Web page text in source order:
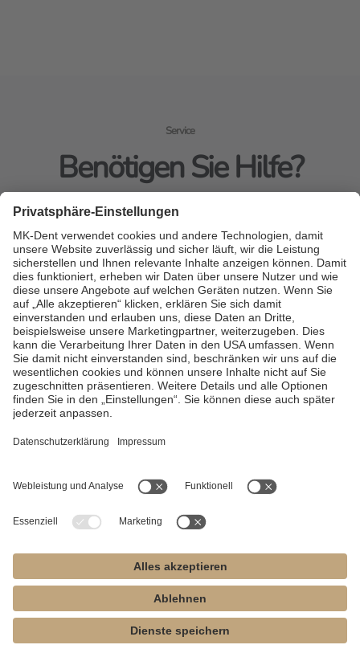
Service
Benötigen Sie Hilfe?
Bitte rufen Sie uns an oder kontaktieren Sie uns online.
Kontakt
Alle vorhandenen Spezifikationen und Beschreibungen können
von den tatsächlichen Spezifikationen und Beschreibungen des
Produkts abweichen. MK-dent behält sich das Recht vor,
jederzeit Änderungen an dieser Seite und dem beschriebenen
Produkt vorzunehmen, ohne dass MK-dent verpflichtet ist, diese
Änderung mitzuteilen. Alle auf dieser Seite vorgestellten
Funktionen, Merkmale, Spezifikationen und sonstigen
Produktvorteile, Design, Preise, Komponenten, Leistung,
Verfügbarkeit und Fähigkeiten des Produkts, können ohne
Vorankündigung oder Verpflichtung geändert werden.
Fona, Kavo, Mectron, Midwest, NSK, Planmeca, Sirona, W&H und
Yoshida sind eingetragene Warenzeichen. Die MK-dent GmbH
steht in keiner wirtschaftlichen Verbindung zu den vorgenannten